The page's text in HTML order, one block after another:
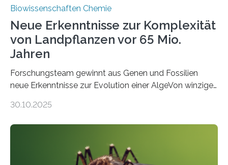
Biowissenschaften Chemie
Neue Erkenntnisse zur Komplexität
von Landpflanzen vor 65 Mio.
Jahren
Forschungsteam gewinnt aus Genen und Fossilien
neue Erkenntnisse zur Evolution einer AlgeVon winzigen
Landpflanzen zählen zu den komplexesten
Grünalgen, die vor Hunderten von Millionen Jahren
lebten. Unter den Vorfahren sticht eine Gruppe heraus,
30.10.2025